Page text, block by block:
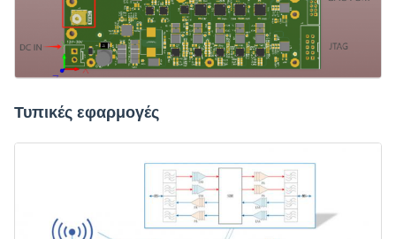
Τυπικές εφαρμογές